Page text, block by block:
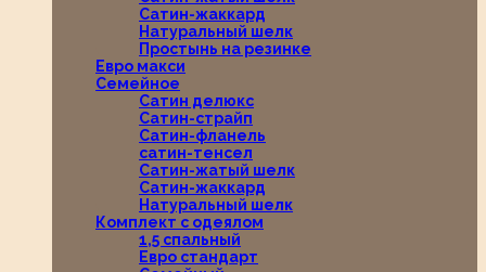
Сатин-жаккард
Натуральный шелк
Простынь на резинке
Евро макси
Семейное
Сатин делюкс
Сатин-страйп
Сатин-фланель
сатин-тенсел
Сатин-жатый шелк
Сатин-жаккард
Натуральный шелк
Комплект с одеялом
1,5 спальный
Евро стандарт